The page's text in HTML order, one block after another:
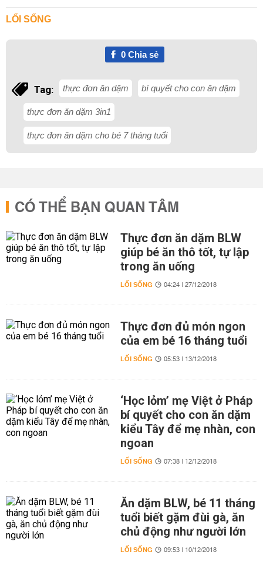
LỐI SỐNG
0Chia sẻ
Tag: thực đơn ăn dặm bí quyết cho con ăn dặm
thực đơn ăn dặm 3in1
thực đơn ăn dặm cho bé 7 tháng tuổi
CÓ THỂ BẠN QUAN TÂM
Thực đơn ăn dặm BLW
giúp bé ăn thô tốt, tự lập
trong ăn uống
LỐI SỐNG 04:24 | 27/12/2018
Thực đơn đủ món ngon
của em bé 16 tháng tuổi
LỐI SỐNG 05:53 | 13/12/2018
‘Học lỏm’ mẹ Việt ở Pháp
bí quyết cho con ăn dặm
kiểu Tây để mẹ nhàn, con
ngoan
LỐI SỐNG 07:38 | 12/12/2018
Ăn dặm BLW, bé 11 tháng
tuổi biết gặm đùi gà, ăn
chủ động như người lớn
LỐI SỐNG 09:53 | 10/12/2018